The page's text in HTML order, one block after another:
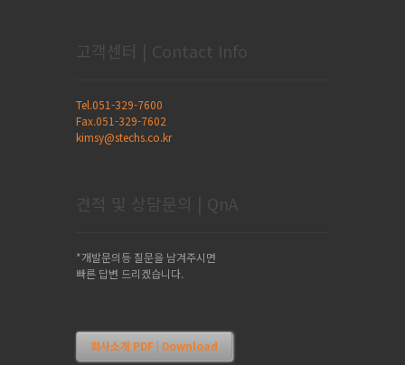
고객센터 | Contact Info
Tel.051-329-7600
Fax.051-329-7602
kimsy@stechs.co.kr
견적 및 상담문의 | QnA
*개발문의등 질문을 남겨주시면
빠른 답변 드리겠습니다.
회사소개 PDF | Download